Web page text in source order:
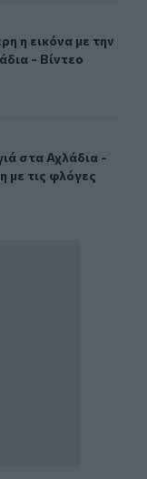
στα Αχλάδια -
η εικόνα με την
η εικόνα με την
- Βίντεο
μάχη με τις
στα Αχλάδια -
στα Αχλάδια -
με τις φλόγες